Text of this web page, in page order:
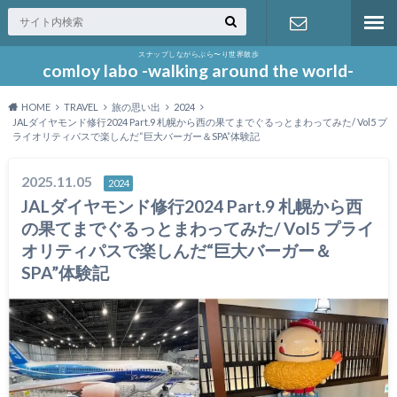
スナップしながらぶら〜り世界散歩
comloy labo -walking around the world-
お問い合わ
HOME TRAVEL 旅の思い出
2024
JALダイヤモンド修行2024 Part.9 札幌から西の果てまでぐるっとまわってみた/ Vol5 プ
ライオリティパスで楽しんだ“巨大バーガー＆SPA”体験記
2025.11.05 2024
JALダイヤモンド修行2024 Part.9 札幌から西
の果てまでぐるっとまわってみた/ Vol5 プライ
オリティパスで楽しんだ“巨大バーガー＆
SPA”体験記